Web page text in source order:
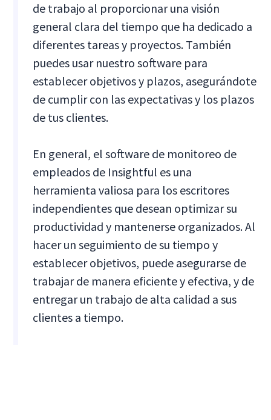
de trabajo al proporcionar una visión
general clara del tiempo que ha dedicado a
diferentes tareas y proyectos. También
puedes usar nuestro software para
establecer objetivos y plazos, asegurándote
de cumplir con las expectativas y los plazos
de tus clientes.
En general, el software de monitoreo de
empleados de Insightful es una
herramienta valiosa para los escritores
independientes que desean optimizar su
productividad y mantenerse organizados. Al
hacer un seguimiento de su tiempo y
establecer objetivos, puede asegurarse de
trabajar de manera eficiente y efectiva, y de
entregar un trabajo de alta calidad a sus
clientes a tiempo.